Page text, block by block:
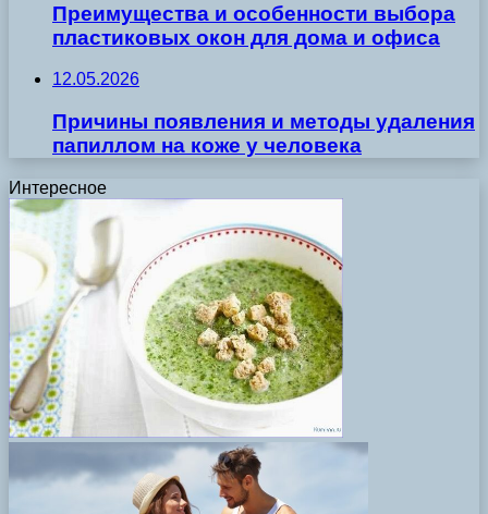
Преимущества и особенности выбора
пластиковых окон для дома и офиса
12.05.2026
Причины появления и методы удаления
папиллом на коже у человека
Интересное